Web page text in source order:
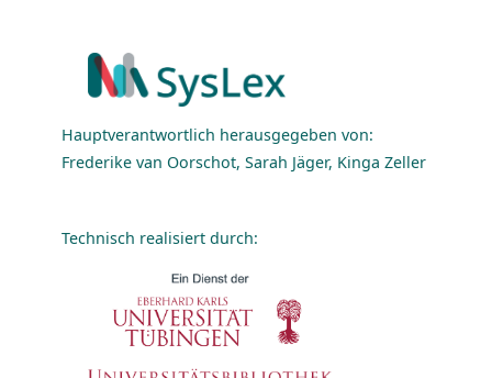
Hauptverantwortlich herausgegeben von:
Frederike van Oorschot, Sarah Jäger, Kinga Zeller
Technisch realisiert durch: